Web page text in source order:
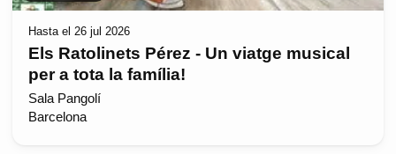
Hasta el 26 jul 2026
Els Ratolinets Pérez - Un viatge musical
per a tota la família!
Sala Pangolí
Barcelona